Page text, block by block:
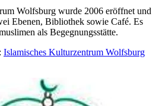
Wolfsburg wurde 2006 eröffnet und
Ebenen, Bibliothek sowie Café. Es
als Begegnungsstätte.
Islamisches Kulturzentrum Wolfsburg